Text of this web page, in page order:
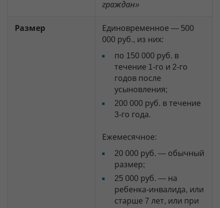
граждан»
Размер
Единовременное — 500
000 руб., из них:
по 150 000 руб. в
течение 1-го и 2-го
годов после
усыновления;
200 000 руб. в течение
3-го года.
Ежемесячное:
20 000 руб. — обычный
размер;
25 000 руб. — на
ребенка-инвалида, или
старше 7 лет, или при